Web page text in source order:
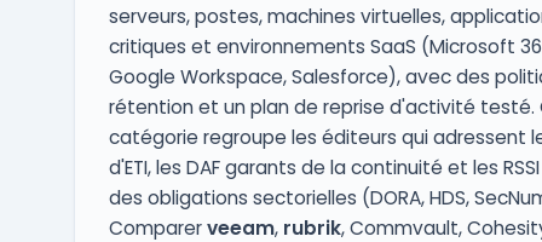
serveurs, postes, machines virtuelles,
critiques et environnements SaaS (Microsoft
Google Workspace, Salesforce), avec des
rétention et un plan de reprise d'activité
catégorie regroupe les éditeurs qui adressent
d'ETI, les DAF garants de la continuité et les
des obligations sectorielles (DORA, HDS,
Comparerveeam, rubrik, Commvault,